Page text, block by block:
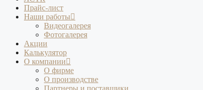
Прайс-лист
Наши работы
Видеогалерея
Фотогалерея
Акции
Калькулятор
О компании
О фирме
О производстве
Партнеры и поставщики